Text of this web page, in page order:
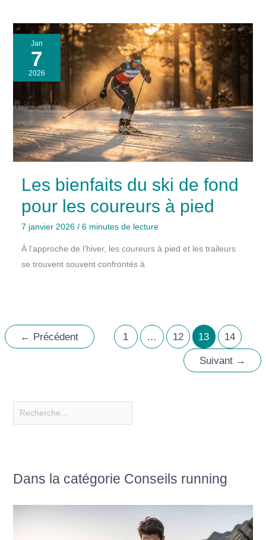
Jan
7
2026
Les bienfaits du ski de fond
pour les coureurs à pied
7 janvier 2026 / 6 minutes de lecture
À l’approche de l’hiver, les coureurs à pied et les traileurs
se trouvent souvent confrontés à
← Précédent 1 … 12 13 14
Suivant →
Dans la catégorie Conseils running